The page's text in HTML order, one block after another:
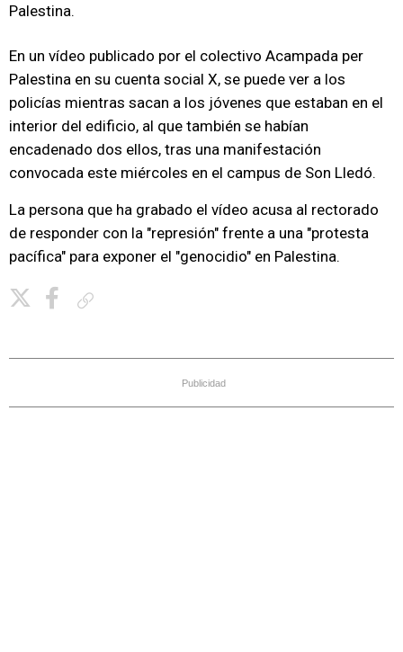
Palestina.
En un vídeo publicado por el colectivo Acampada per
Palestina en su cuenta social X, se puede ver a los
policías mientras sacan a los jóvenes que estaban en el
interior del edificio, al que también se habían
encadenado dos ellos, tras una manifestación
convocada este miércoles en el campus de Son Lledó.
La persona que ha grabado el vídeo acusa al rectorado
de responder con la "represión" frente a una "protesta
pacífica" para exponer el "genocidio" en Palestina.
Publicidad